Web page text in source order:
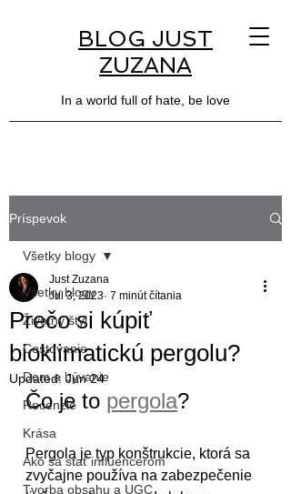
BLOG JUST
ZUZANA
In a world full of hate, be love
Príspevok
Všetky blogy
Životný štýl
Cestovanie
Dom a bývanie
Recenzie
Krása
Ako sa stať influencerom
Tvorba obsahu a UGC
Všetky blogy
Prečo si kúpiť
bioklimatickú pergolu?
Just Zuzana
Jul 3, 2023 7 minút čítania
Updated: Jun 24
Čo je to pergola?
Pergola je typ konštrukcie, ktorá sa
zvyčajne používa na zabezpečenie